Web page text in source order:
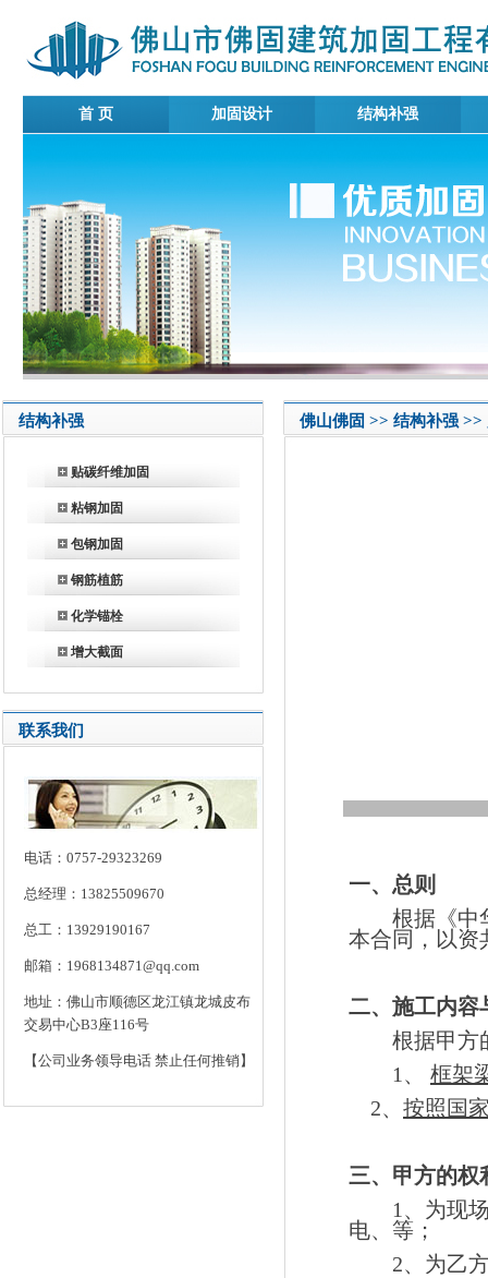
首 页 加固设计 结构补强
结构补强
贴碳纤维加固
粘钢加固
包钢加固
钢筋植筋
化学锚栓
增大截面
联系我们
电话：0757-29323269
总经理：13825509670
总工：13929190167
邮箱：1968134871@qq.com
地址：佛山市顺德区龙江镇龙城皮布
交易中心B3座116号
【公司业务领导电话 禁止任何推销】
佛山佛固 >> 结构补强 >>
一、总则
根据《中
本合同，以资
二、施工内容
根据甲方
1、 框架
2、 按照国
三、甲方的权
1 、为现
电、等；
2、为乙